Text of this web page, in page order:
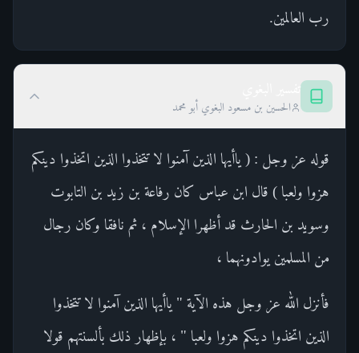
رب العالمين.
الحسين بن مسعود البغوي أبو محمد
قوله عز وجل : ( ياأيها الذين آمنوا لا تتخذوا الذين اتخذوا دينكم
هزوا ولعبا ) قال ابن عباس كان رفاعة بن زيد بن التابوت
وسويد بن الحارث قد أظهرا الإسلام ، ثم نافقا وكان رجال
من المسلمين يوادونهما ،
فأنزل الله عز وجل هذه الآية " ياأيها الذين آمنوا لا تتخذوا
الذين اتخذوا دينكم هزوا ولعبا " ، بإظهار ذلك بألسنتهم قولا